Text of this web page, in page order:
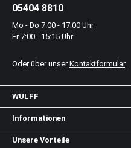
05404 8810
Mo - Do 7:00 - 17:00 Uhr
Fr 7:00 - 15:15 Uhr
Oder über unser Kontaktformular.
WULFF
Informationen
Unsere Vorteile